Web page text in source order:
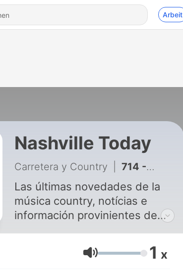
Arbeit
Nashville Today
Carretera y Country 714 - Nashville Today 11
Las últimas novedades de la
música country, notícias e
información provinientes de
CarreteraYCountry.com
Lautstärke 1 x